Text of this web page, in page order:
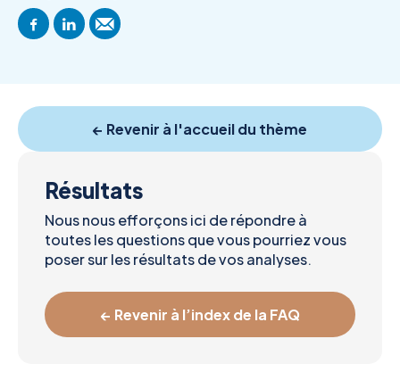
← Revenir à l'accueil du thème
Résultats
Nous nous efforçons ici de répondre à
toutes les questions que vous pourriez vous
poser sur les résultats de vos analyses.
← Revenir à l’index de la FAQ